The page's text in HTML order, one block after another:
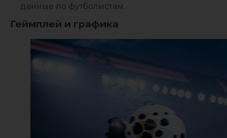
данные по футболистам.
Геймплей и графика